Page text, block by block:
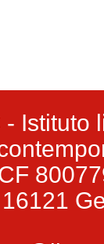
Istituto